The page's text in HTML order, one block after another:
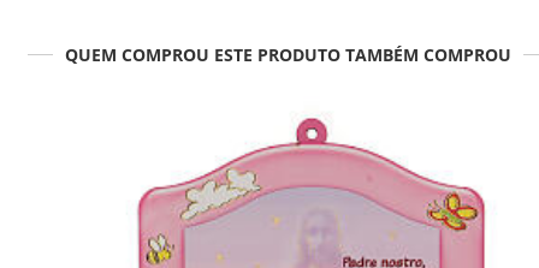
QUEM COMPROU ESTE PRODUTO TAMBÉM COMPROU